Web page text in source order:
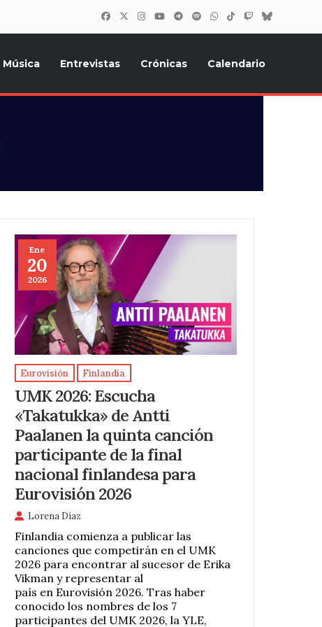
Música Entrevistas Crónicas Calendario
Ene
20
2026
Eurovisión Finlandia
UMK 2026: Escucha
«Takatukka» de Antti
Paalanen la quinta canción
participante de la final
nacional finlandesa para
Eurovisión 2026
Lorena Díaz
Finlandia comienza a publicar las
canciones que competirán en el UMK
2026 para encontrar al sucesor de Erika
Vikman y representar al
país en Eurovisión 2026. Tras haber
conocido los nombres de los 7
participantes del UMK 2026, la YLE,